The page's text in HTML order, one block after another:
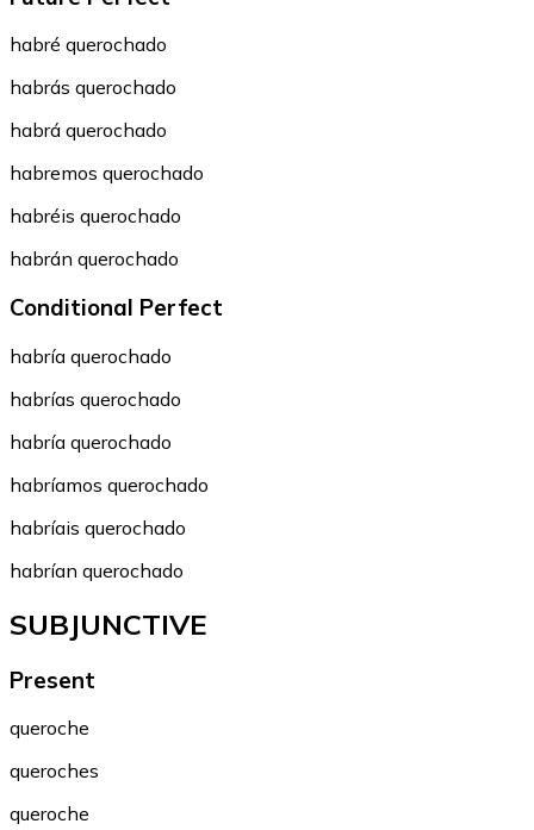
habré querochado
habrás querochado
habrá querochado
habremos querochado
habréis querochado
habrán querochado
Conditional Perfect
habría querochado
habrías querochado
habría querochado
habríamos querochado
habríais querochado
habrían querochado
SUBJUNCTIVE
Present
queroche
queroches
queroche